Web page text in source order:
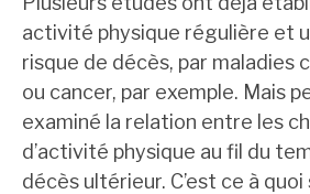
activité physique régulière et
risque de décès, par maladies
ou cancer, par exemple. Mais
examiné la relation entre les
d’activité physique au fil du
décès ultérieur. C’est ce à